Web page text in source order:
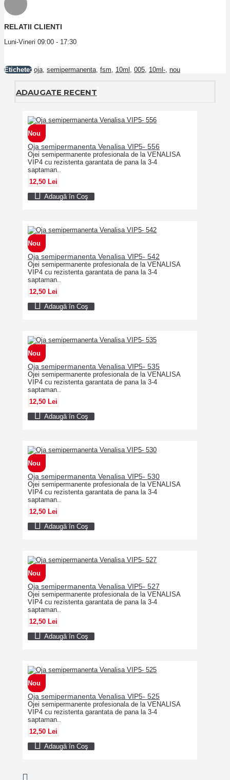
RELATII CLIENTI
Luni-Vineri 09:00 - 17:30
Etichete: oja semipermanenta fsm 10ml 005 10ml- nou
ADAUGATE RECENT
Nou
Oja semipermanenta Venalisa VIP5- 556
Ojei semipermanente profesionala de la VENALISA
VIP4 cu rezistenta garantata de pana la 3-4
saptaman..
12,50 Lei
Adaugă în Coş
Nou
Oja semipermanenta Venalisa VIP5- 542
Ojei semipermanente profesionala de la VENALISA
VIP4 cu rezistenta garantata de pana la 3-4
saptaman..
12,50 Lei
Adaugă în Coş
Nou
Oja semipermanenta Venalisa VIP5- 535
Ojei semipermanente profesionala de la VENALISA
VIP4 cu rezistenta garantata de pana la 3-4
saptaman..
12,50 Lei
Adaugă în Coş
Nou
Oja semipermanenta Venalisa VIP5- 530
Ojei semipermanente profesionala de la VENALISA
VIP4 cu rezistenta garantata de pana la 3-4
saptaman..
12,50 Lei
Adaugă în Coş
Nou
Oja semipermanenta Venalisa VIP5- 527
Ojei semipermanente profesionala de la VENALISA
VIP4 cu rezistenta garantata de pana la 3-4
saptaman..
12,50 Lei
Adaugă în Coş
Nou
Oja semipermanenta Venalisa VIP5- 525
Ojei semipermanente profesionala de la VENALISA
VIP4 cu rezistenta garantata de pana la 3-4
saptaman..
12,50 Lei
Adaugă în Coş